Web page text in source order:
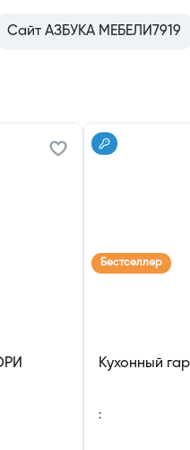
Сайт АЗБУКА МЕБЕЛИ7919
Бестселлер
Кухонный
: